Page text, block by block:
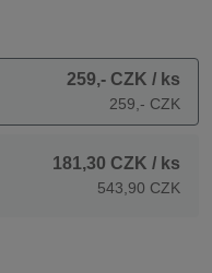
259,- CZK / ks
259,- CZK
181,30 CZK / ks
543,90 CZK